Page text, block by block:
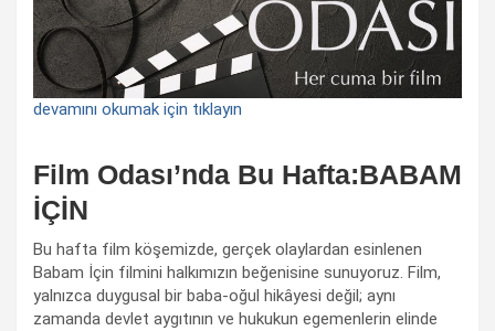
devamını okumak için tıklayın
Film Odası’nda Bu Hafta:BABAM
İÇİN
Bu hafta film köşemizde, gerçek olaylardan esinlenen
Babam İçin filmini halkımızın beğenisine sunuyoruz. Film,
yalnızca duygusal bir baba-oğul hikâyesi değil; aynı
zamanda devlet aygıtının ve hukukun egemenlerin elinde